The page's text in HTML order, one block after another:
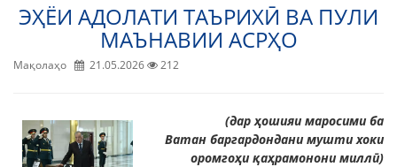
ЭҲЁИ АДОЛАТИ ТАЪРИХӢ ВА ПУЛИ
МАЪНАВИИ АСРҲО
Мақолаҳо 21.05.2026 212
(дар ҳошияи маросими ба
Ватан баргардондани мушти хоки
оромгоҳи қаҳрамонони миллӣ)